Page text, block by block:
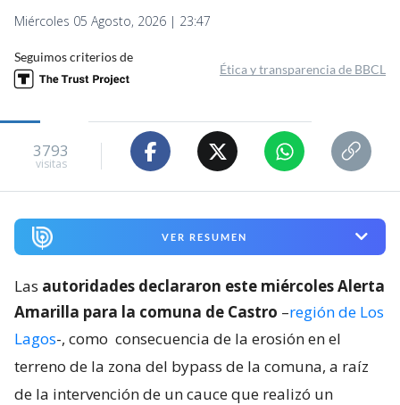
Miércoles 05 Agosto, 2026 | 23:47
Seguimos criterios de
Ética y transparencia de BBCL
3793
visitas
VER RESUMEN
Las autoridades declararon este miércoles Alerta
Amarilla para la comuna de Castro –región de Los
Lagos-, como consecuencia de la erosión en el
terreno de la zona del bypass de la comuna, a raíz
de la intervención de un cauce que realizó un